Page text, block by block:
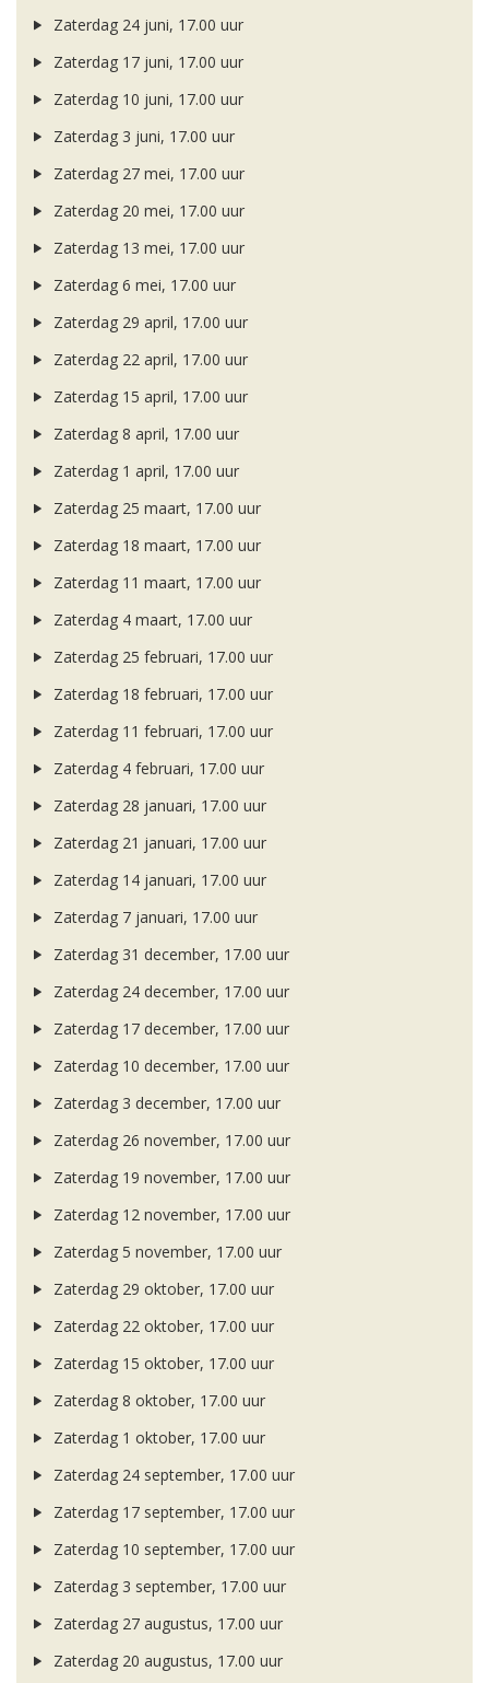
Zaterdag 24 juni, 17.00 uur
Zaterdag 17 juni, 17.00 uur
Zaterdag 10 juni, 17.00 uur
Zaterdag 3 juni, 17.00 uur
Zaterdag 27 mei, 17.00 uur
Zaterdag 20 mei, 17.00 uur
Zaterdag 13 mei, 17.00 uur
Zaterdag 6 mei, 17.00 uur
Zaterdag 29 april, 17.00 uur
Zaterdag 22 april, 17.00 uur
Zaterdag 15 april, 17.00 uur
Zaterdag 8 april, 17.00 uur
Zaterdag 1 april, 17.00 uur
Zaterdag 25 maart, 17.00 uur
Zaterdag 18 maart, 17.00 uur
Zaterdag 11 maart, 17.00 uur
Zaterdag 4 maart, 17.00 uur
Zaterdag 25 februari, 17.00 uur
Zaterdag 18 februari, 17.00 uur
Zaterdag 11 februari, 17.00 uur
Zaterdag 4 februari, 17.00 uur
Zaterdag 28 januari, 17.00 uur
Zaterdag 21 januari, 17.00 uur
Zaterdag 14 januari, 17.00 uur
Zaterdag 7 januari, 17.00 uur
Zaterdag 31 december, 17.00 uur
Zaterdag 24 december, 17.00 uur
Zaterdag 17 december, 17.00 uur
Zaterdag 10 december, 17.00 uur
Zaterdag 3 december, 17.00 uur
Zaterdag 26 november, 17.00 uur
Zaterdag 19 november, 17.00 uur
Zaterdag 12 november, 17.00 uur
Zaterdag 5 november, 17.00 uur
Zaterdag 29 oktober, 17.00 uur
Zaterdag 22 oktober, 17.00 uur
Zaterdag 15 oktober, 17.00 uur
Zaterdag 8 oktober, 17.00 uur
Zaterdag 1 oktober, 17.00 uur
Zaterdag 24 september, 17.00 uur
Zaterdag 17 september, 17.00 uur
Zaterdag 10 september, 17.00 uur
Zaterdag 3 september, 17.00 uur
Zaterdag 27 augustus, 17.00 uur
Zaterdag 20 augustus, 17.00 uur